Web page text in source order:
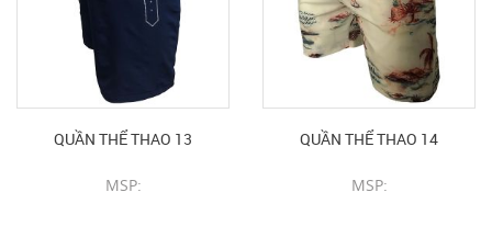
QUẦN THỂ THAO 13
MSP:
QUẦN THỂ THAO 14
MSP: